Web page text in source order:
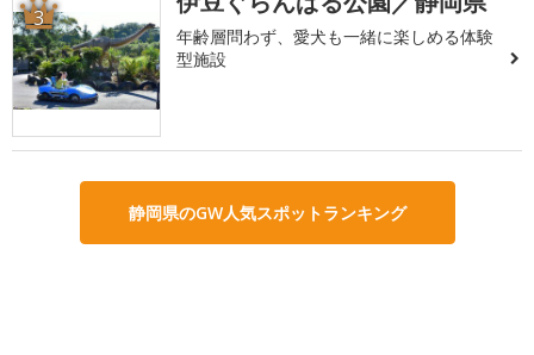
3
年齢層問わず、愛犬も一緒に楽しめる体験
型施設
静岡県のGW人気スポットランキング